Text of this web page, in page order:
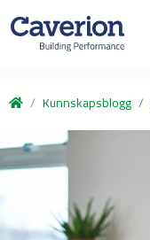
Kunnskapsblogg